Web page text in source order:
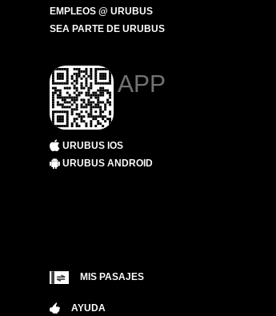
EMPLEOS @ URUBUS
SEA PARTE DE URUBUS
APP
URUBUS IOS
URUBUS ANDROID
MIS PASAJES
AYUDA